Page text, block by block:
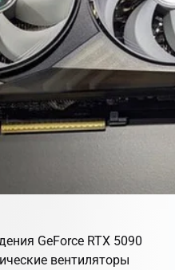
GeForce RTX 5090
вентиляторы